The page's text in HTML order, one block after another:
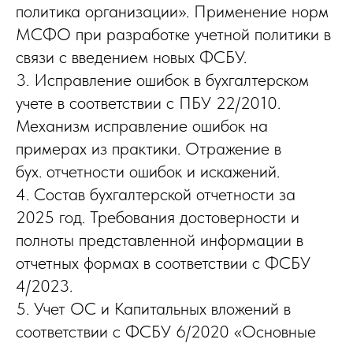
политика организации». Применение норм
МСФО при разработке учетной политики в
связи с введением новых ФСБУ.
3. Исправление ошибок в бухгалтерском
учете в соответствии с ПБУ 22/2010.
Механизм исправление ошибок на
примерах из практики. Отражение в
бух. отчетности ошибок и искажений.
4. Состав бухгалтерской отчетности за
2025 год. Требования достоверности и
полноты представленной информации в
отчетных формах в соответствии с ФСБУ
4/2023.
5. Учет ОС и Капитальных вложений в
соответствии с ФСБУ 6/2020 «Основные